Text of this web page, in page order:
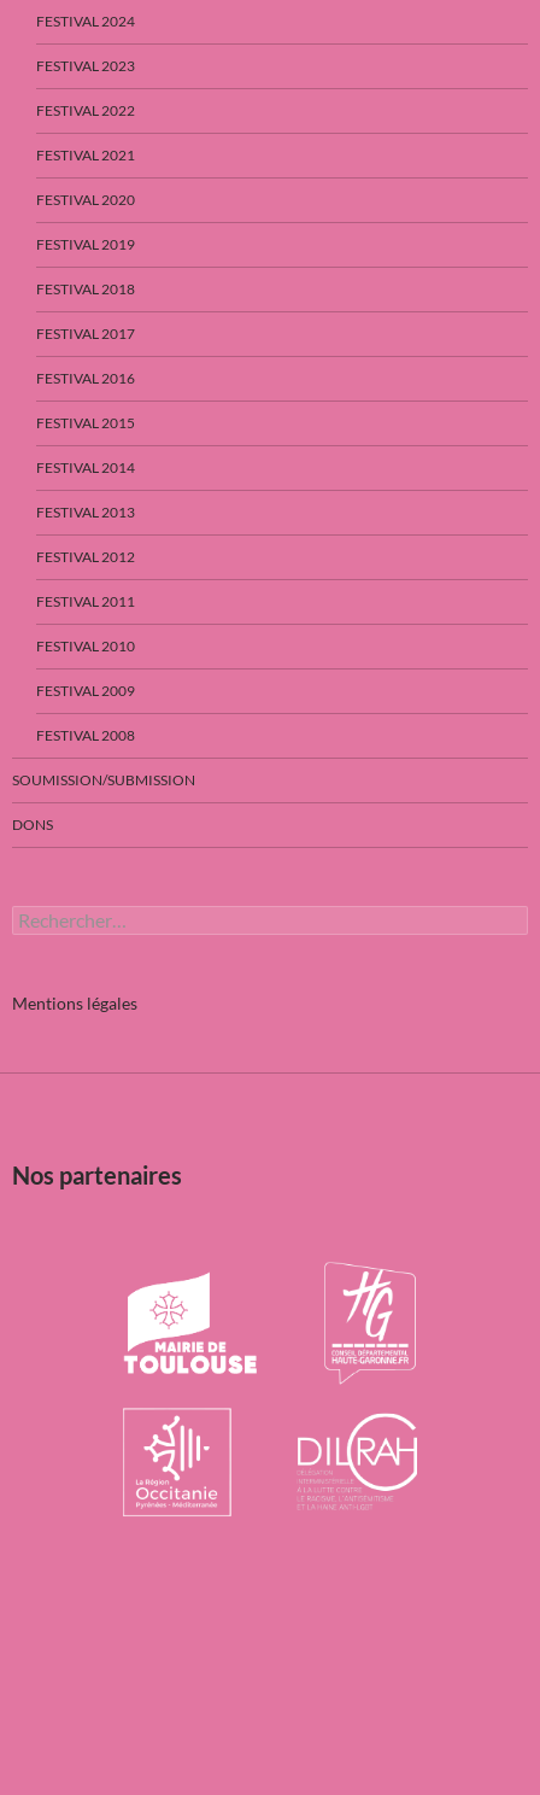
FESTIVAL 2024
FESTIVAL 2023
FESTIVAL 2022
FESTIVAL 2021
FESTIVAL 2020
FESTIVAL 2019
FESTIVAL 2018
FESTIVAL 2017
FESTIVAL 2016
FESTIVAL 2015
FESTIVAL 2014
FESTIVAL 2013
FESTIVAL 2012
FESTIVAL 2011
FESTIVAL 2010
FESTIVAL 2009
FESTIVAL 2008
SOUMISSION/SUBMISSION
DONS
Rechercher :
Mentions légales
Nos partenaires